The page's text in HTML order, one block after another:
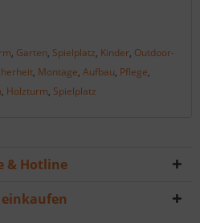
, Garten, Spielplatz, Kinder, Outdoor-
, Montage, Aufbau, Pflege,
, Holzturm, Spielplatz
& Hotline
einkaufen